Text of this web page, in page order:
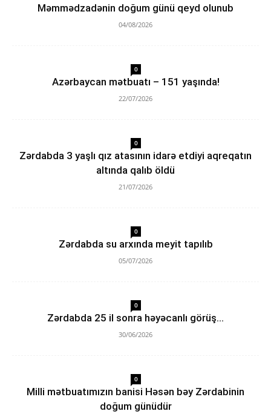
Məmmədzadənin doğum günü qeyd olunub
04/08/2026
0
Azərbaycan mətbuatı – 151 yaşında!
22/07/2026
0
Zərdabda 3 yaşlı qız atasının idarə etdiyi aqreqatın
altında qalıb öldü
21/07/2026
0
Zərdabda su arxında meyit tapılıb
05/07/2026
0
Zərdabda 25 il sonra həyəcanlı görüş…
30/06/2026
0
Milli mətbuatımızın banisi Həsən bəy Zərdabinin
doğum günüdür